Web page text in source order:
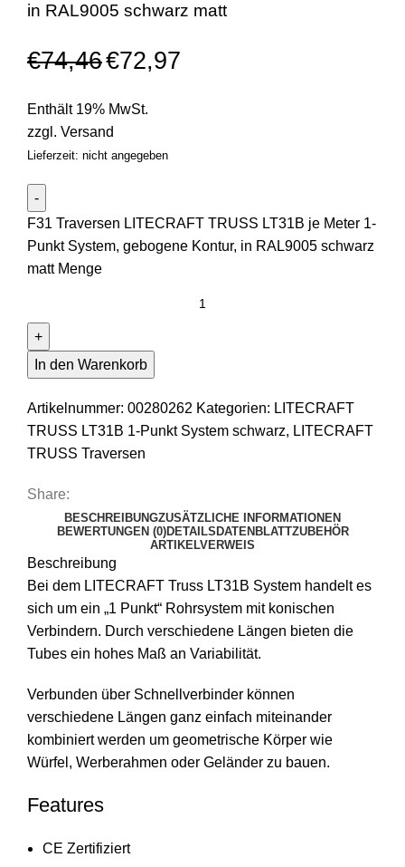
in RAL9005 schwarz matt
€74,46€72,97
Enthält 19% MwSt.
zzgl. Versand
Lieferzeit: nicht angegeben
F31 Traversen LITECRAFT TRUSS LT31B je Meter 1-
Punkt System, gebogene Kontur, in RAL9005 schwarz
matt Menge
In den Warenkorb
Artikelnummer: 00280262 Kategorien: LITECRAFT
TRUSS LT31B 1-Punkt System schwarz, LITECRAFT
TRUSS Traversen
Share:
BESCHREIBUNGZUSÄTZLICHE INFORMATIONEN
BEWERTUNGEN (0)DETAILS DATENBLATTZUBEHÖR
ARTIKELVERWEIS
Beschreibung
Bei dem LITECRAFT Truss LT31B System handelt es
sich um ein „1 Punkt“ Rohrsystem mit konischen
Verbindern. Durch verschiedene Längen bieten die
Tubes ein hohes Maß an Variabilität.
Verbunden über Schnellverbinder können
verschiedene Längen ganz einfach miteinander
kombiniert werden um geometrische Körper wie
Würfel, Werberahmen oder Geländer zu bauen.
Features
CE Zertifiziert